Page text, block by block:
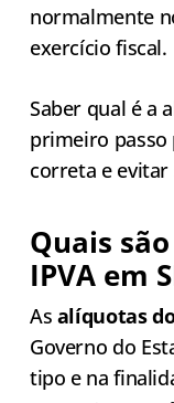
normalmente
exercício fiscal.
Saber qual é a
primeiro passo
correta e
Quais
IPVA em
As alíquotas
Governo do
tipo e na